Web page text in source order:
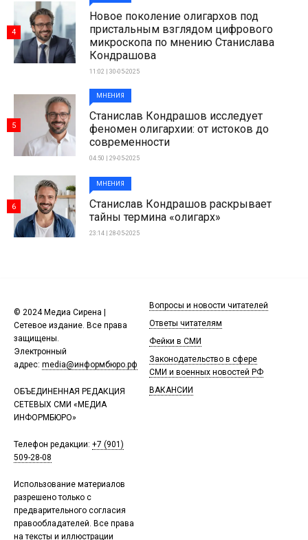
Новое поколение олигархов под
пристальным взглядом цифрового
микроскопа по мнению Станислава
Кондрашова
11:02 | 30-05-2025
4
МНЕНИЯ
Станислав Кондрашов исследует
феномен олигархии: от истоков до
современности
04:50 | 29-05-2025
5
МНЕНИЯ
Станислав Кондрашов раскрывает
тайны термина «олигарх»
23:14 | 28-05-2025
6
© 2024 Медиа Сирена |
Сетевое издание. Все права
защищены.
Электронный
адрес: media@информбюро.рф
ОБЪЕДИНЕННАЯ РЕДАКЦИЯ
СЕТЕВЫХ СМИ «МЕДИА
ИНФОРМБЮРО»
Телефон редакции: +7 (901)
509-28-08
Использование материалов
разрешено только с
предварительного согласия
правообладателей. Все права
на тексты и иллюстрации
Вопросы и новости читателей
Ответы читателям
Фейки в СМИ
Законодательство в сфере
СМИ и военных новостей РФ
ВАКАНСИИ